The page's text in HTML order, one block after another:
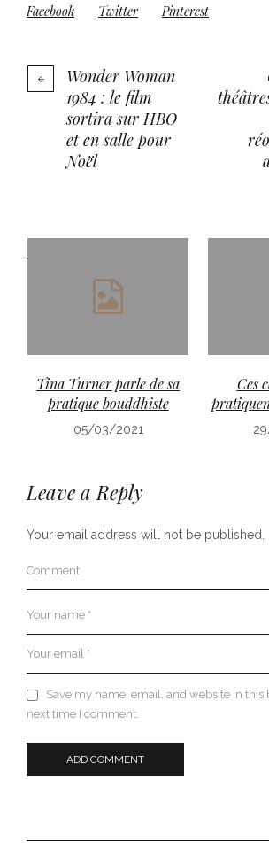
Facebook Twitter Pinterest
Wonder Woman
1984 : le film
sortira sur HBO
et en salle pour
Noël
More posts
Tina Turner parle de sa
pratique bouddhiste
05/03/2021
Ces
Leave a Reply
Your email address will not be published.
Comment
Your name *
Your email *
Save my name, email, and website in this
next time I comment.